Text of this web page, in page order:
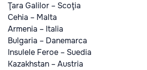
Ţara Galilor – Scoţia
Cehia – Malta
Armenia – Italia
Bulgaria – Danemarca
Insulele Feroe – Suedia
Kazakhstan – Austria